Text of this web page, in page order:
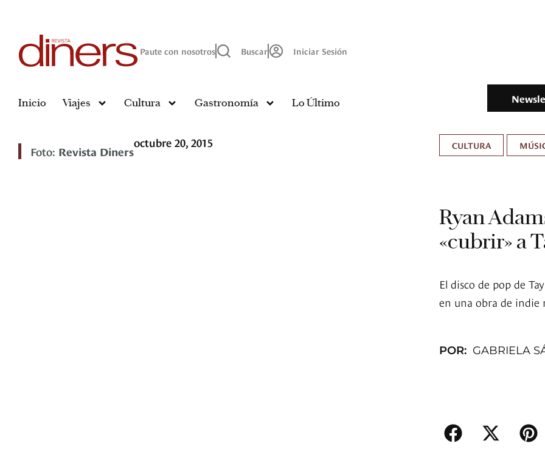
Paute con nosotros Buscar Iniciar Sesión
Inicio Viajes Cultura Gastronomía Lo Último
Foto: Revista Diners
octubre 20, 2015 CULTURA
Ryan
«cubrir» a
El disco de pop de
en una obra de indie
POR: GABRIELA